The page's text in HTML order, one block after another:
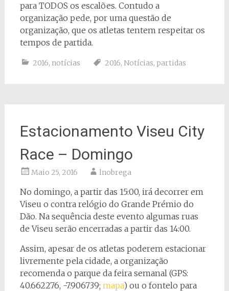
para TODOS os escalões. Contudo a
organização pede, por uma questão de
organização, que os atletas tentem respeitar os
tempos de partida.
2016, notícias 2016, Notícias, partidas
Estacionamento Viseu City
Race – Domingo
Maio 25, 2016 lnobrega
No domingo, a partir das 15:00, irá decorrer em
Viseu o contra relógio do Grande Prémio do
Dão. Na sequência deste evento algumas ruas
de Viseu serão encerradas a partir das 14:00.
Assim, apesar de os atletas poderem estacionar
livremente pela cidade, a organização
recomenda o parque da feira semanal (GPS:
40.662276, -7.906739; mapa) ou o fontelo para